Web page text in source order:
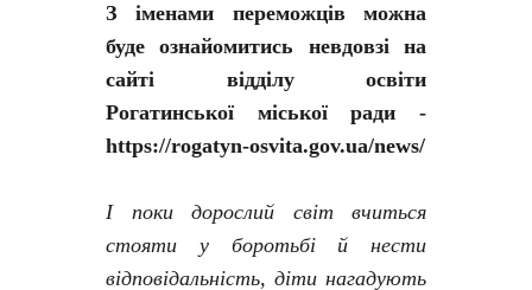
З іменами переможців можна
буде ознайомитись невдовзі на
сайті відділу освіти
Рогатинської міської ради -
https://rogatyn-osvita.gov.ua/news/
І поки дорослий світ вчиться
стояти у боротьбі й нести
відповідальність, діти нагадують